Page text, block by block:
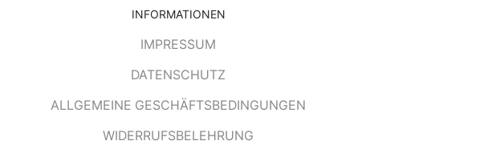
INFORMATIONEN
IMPRESSUM
DATENSCHUTZ
ALLGEMEINE GESCHÄFTSBEDINGUNGEN
WIDERRUFSBELEHRUNG